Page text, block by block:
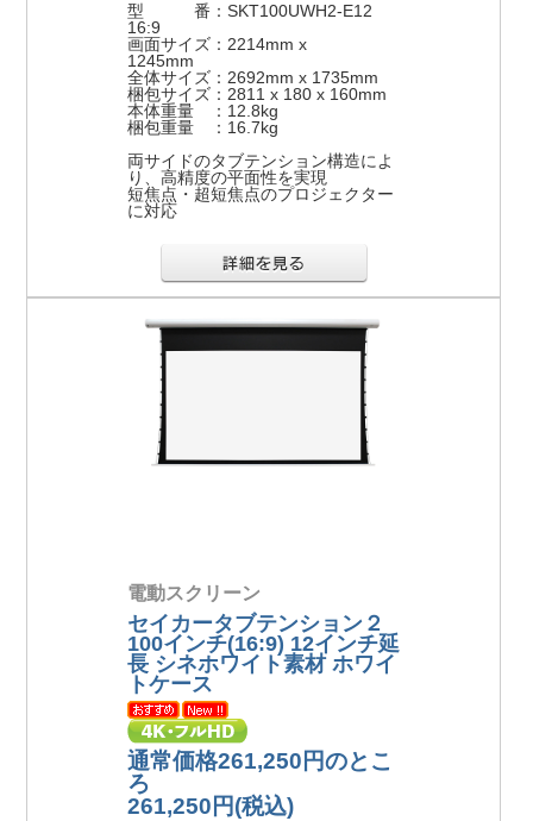
型 番：SKT100UWH2-E12
16:9
画面サイズ：2214mm x
1245mm
全体サイズ：2692mm x 1735mm
梱包サイズ：2811 x 180 x 160mm
本体重量 ：12.8kg
梱包重量 ：16.7kg
両サイドのタブテンション構造によ
り、高精度の平面性を実現
短焦点・超短焦点のプロジェクター
に対応
電動スクリーン
セイカータブテンション２
100インチ(16:9) 12インチ延
長 シネホワイト素材 ホワイ
トケース
通常価格261,250円のとこ
ろ
261,250円(税込)